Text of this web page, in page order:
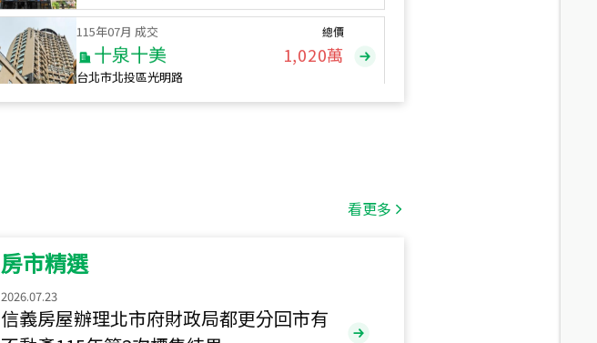
115年07月 成交
十泉十美
台北市北投區光明路
總價
1,020萬
115
新北市永和區環河西路二段
看更多
房市精選
2026.07.23
信義房屋辦理北市府財政局都更分回市有